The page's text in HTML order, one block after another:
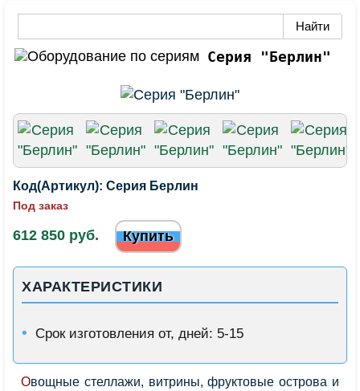
Серия "Берлин"
Код(Артикул): Серия Берлин
Под заказ
612 850 руб. Купить
Овощные стеллажи, витрины, фруктовые острова и
ХАРАКТЕРИСТИКИ
Срок изготовления от, дней: 5-15